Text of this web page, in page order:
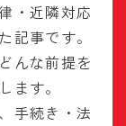
・近隣対応
記事です。
んな前提を
ます。
手続き・法